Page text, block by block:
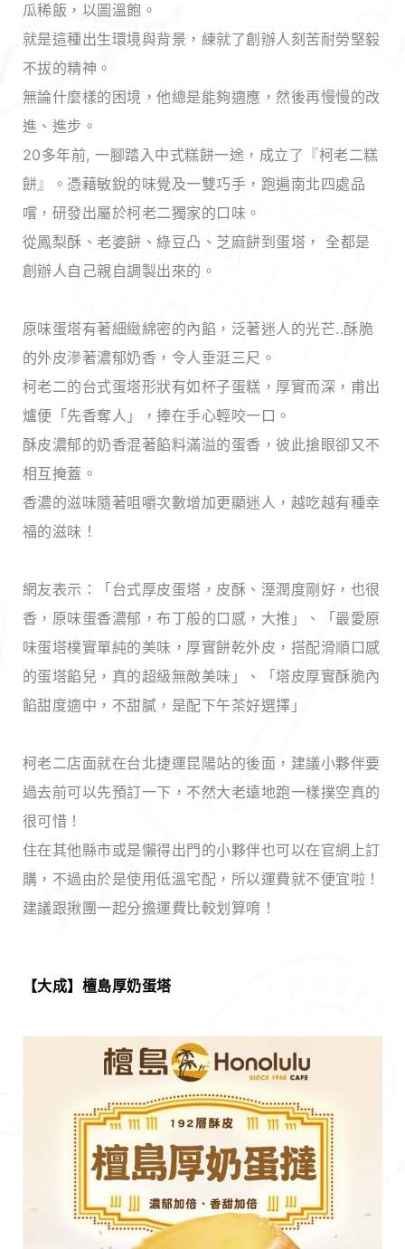
瓜稀飯，以圖溫飽。
就是這種出生環境與背景，練就了創辦人刻苦耐勞堅毅
不拔的精神。
無論什麼樣的困境，他總是能夠適應，然後再慢慢的改
進、進步。
20多年前, 一腳踏入中式糕餅一途，成立了『柯老二糕
餅』。憑藉敏銳的味覺及一雙巧手，跑遍南北四處品
嚐，研發出屬於柯老二獨家的口味。
從鳳梨酥、老婆餅、綠豆凸、芝麻餅到蛋塔， 全都是
創辦人自己親自調製出來的。
原味蛋塔有著細緻綿密的內餡，泛著迷人的光芒..酥脆
的外皮滲著濃郁奶香，令人垂涏三尺。
柯老二的台式蛋塔形狀有如杯子蛋糕，厚實而深，甫出
爐便「先香奪人」，捧在手心輕咬一口。
酥皮濃郁的奶香混著餡料滿溢的蛋香，彼此搶眼卻又不
相互掩蓋。
香濃的滋味隨著咀嚼次數增加更顯迷人，越吃越有種幸
福的滋味！
網友表示：「台式厚皮蛋塔，皮酥、溼潤度剛好，也很
香，原味蛋香濃郁，布丁般的口感，大推」、「最愛原
味蛋塔樸實單純的美味，厚實餅乾外皮，搭配滑順口感
的蛋塔餡兒，真的超級無敵美味」、「塔皮厚實酥脆內
餡甜度適中，不甜膩，是配下午茶好選擇」
柯老二店面就在台北捷運昆陽站的後面，建議小夥伴要
過去前可以先預訂一下，不然大老遠地跑一樣撲空真的
很可惜！
住在其他縣市或是懶得出門的小夥伴也可以在官網上訂
購，不過由於是使用低溫宅配，所以運費就不便宜啦！
建議跟揪團一起分擔運費比較划算唷！
【大成】檀島厚奶蛋塔